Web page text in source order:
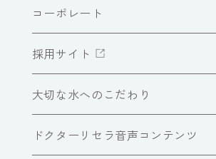
コーポレート
採用サイト
大切な水へのこだわり
ドクターリセラ音声コンテンツ